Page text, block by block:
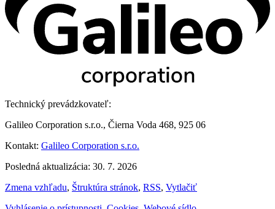
Technický prevádzkovateľ:
Galileo Corporation s.r.o., Čierna Voda 468, 925 06
Kontakt: Galileo Corporation s.r.o.
Posledná aktualizácia: 30. 7. 2026
Zmena vzhľadu, Štruktúra stránok, RSS, Vytlačiť